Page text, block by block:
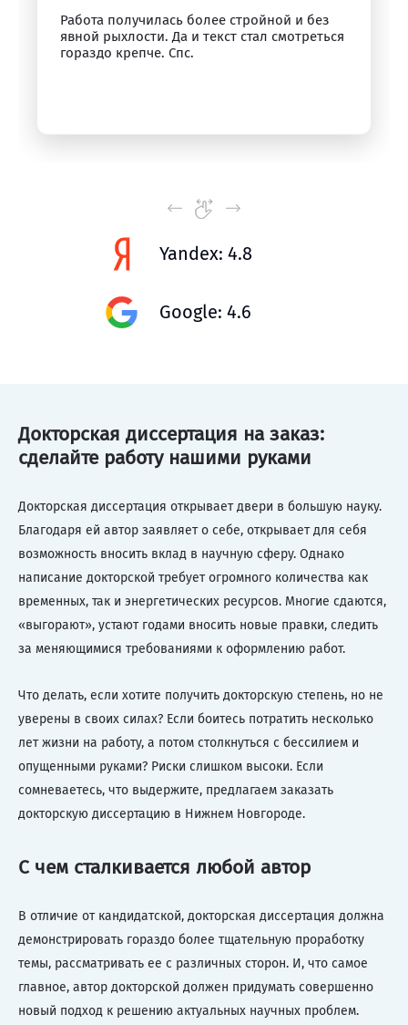
Работа получилась более стройной и без
явной рыхлости. Да и текст стал смотреться
гораздо крепче. Спс.
Yandex: 4.8
Google: 4.6
Докторская диссертация на заказ:
сделайте работу нашими руками
Докторская диссертация открывает двери в большую науку.
Благодаря ей автор заявляет о себе, открывает для себя
возможность вносить вклад в научную сферу. Однако
написание докторской требует огромного количества как
временных, так и энергетических ресурсов. Многие сдаются,
«выгорают», устают годами вносить новые правки, следить
за меняющимися требованиями к оформлению работ.
Что делать, если хотите получить докторскую степень, но не
уверены в своих силах? Если боитесь потратить несколько
лет жизни на работу, а потом столкнуться с бессилием и
опущенными руками? Риски слишком высоки. Если
сомневаетесь, что выдержите, предлагаем заказать
докторскую диссертацию в Нижнем Новгороде.
С чем сталкивается любой автор
В отличие от кандидатской, докторская диссертация должна
демонстрировать гораздо более тщательную проработку
темы, рассматривать ее с различных сторон. И, что самое
главное, автор докторской должен придумать совершенно
новый подход к решению актуальных научных проблем.